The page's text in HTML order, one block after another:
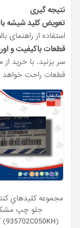
نتیجه گیری
تعویض کلید شیشه
استفاده از راهنمای
قطعات باکیفیت و
سر بزنید. با خرید از
قطعات راحت خواهد
مجموعه كليدهاي
جلو چپ
(935702C050KH) کوپه FX